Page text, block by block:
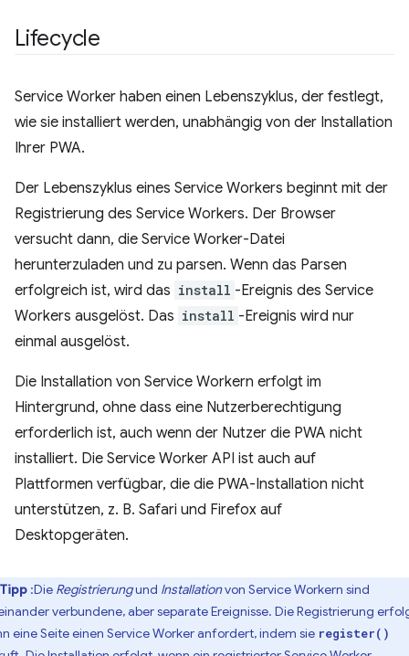
Lifecycle
Service Worker haben einen Lebenszyklus, der festlegt,
wie sie installiert werden, unabhängig von der Installation
Ihrer PWA.
Der Lebenszyklus eines Service Workers beginnt mit der
Registrierung des Service Workers. Der Browser
versucht dann, die Service Worker-Datei
herunterzuladen und zu parsen. Wenn das Parsen
erfolgreich ist, wird das install -Ereignis des Service
Workers ausgelöst. Das install -Ereignis wird nur
einmal ausgelöst.
Die Installation von Service Workern erfolgt im
Hintergrund, ohne dass eine Nutzerberechtigung
erforderlich ist, auch wenn der Nutzer die PWA nicht
installiert. Die Service Worker API ist auch auf
Plattformen verfügbar, die die PWA-Installation nicht
unterstützen, z. B. Safari und Firefox auf
Desktopgeräten.
Tipp :Die Registrierungund Installationvon Service Workern sind
verbundene, aber separate Ereignisse. Die Registrierung
eine Seite einen Service Worker anfordert, indem sie register()